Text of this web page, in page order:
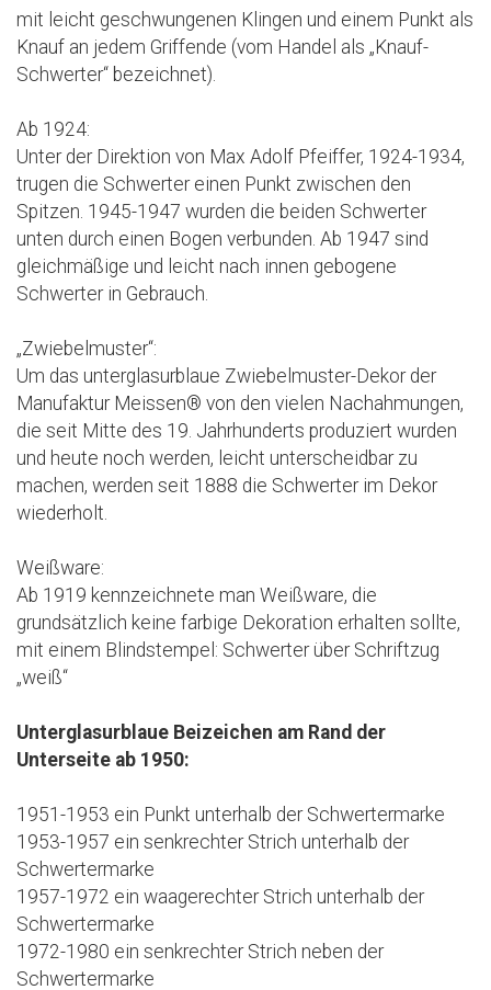
mit leicht geschwungenen Klingen und einem Punkt als
Knauf an jedem Griffende (vom Handel als „Knauf-
Schwerter“ bezeichnet).
Ab 1924:
Unter der Direktion von Max Adolf Pfeiffer, 1924-1934,
trugen die Schwerter einen Punkt zwischen den
Spitzen. 1945-1947 wurden die beiden Schwerter
unten durch einen Bogen verbunden. Ab 1947 sind
gleichmäßige und leicht nach innen gebogene
Schwerter in Gebrauch.
„Zwiebelmuster“:
Um das unterglasurblaue Zwiebelmuster-Dekor der
Manufaktur Meissen® von den vielen Nachahmungen,
die seit Mitte des 19. Jahrhunderts produziert wurden
und heute noch werden, leicht unterscheidbar zu
machen, werden seit 1888 die Schwerter im Dekor
wiederholt.
Weißware:
Ab 1919 kennzeichnete man Weißware, die
grundsätzlich keine farbige Dekoration erhalten sollte,
mit einem Blindstempel: Schwerter über Schriftzug
„weiß“
Unterglasurblaue Beizeichen am Rand der
Unterseite ab 1950:
1951-1953 ein Punkt unterhalb der Schwertermarke
1953-1957 ein senkrechter Strich unterhalb der
Schwertermarke
1957-1972 ein waagerechter Strich unterhalb der
Schwertermarke
1972-1980 ein senkrechter Strich neben der
Schwertermarke